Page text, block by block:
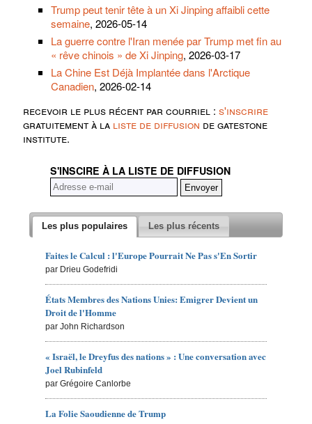
Trump peut tenir tête à un Xi Jinping affaibli cette
semaine, 2026-05-14
La guerre contre l'Iran menée par Trump met fin au
« rêve chinois » de Xi Jinping, 2026-03-17
La Chine Est Déjà Implantée dans l'Arctique
Canadien, 2026-02-14
recevoir le plus récent par courriel : s'inscrire
gratuitement à la liste de diffusion de gatestone
institute.
S'INSCIRE À LA LISTE DE DIFFUSION
Les plus populaires Les plus récents
Faites le Calcul : l'Europe Pourrait Ne Pas s'En Sortir
par Drieu Godefridi
États Membres des Nations Unies: Emigrer Devient un
Droit de l'Homme
par John Richardson
« Israël, le Dreyfus des nations » : Une conversation avec
Joel Rubinfeld
par Grégoire Canlorbe
La Folie Saoudienne de Trump